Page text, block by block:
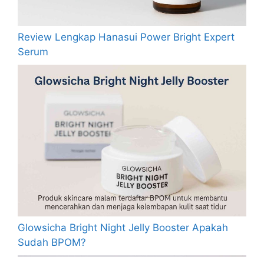
Review Lengkap Hanasui Power Bright Expert
Serum
Glowsicha Bright Night Jelly Booster Apakah
Sudah BPOM?